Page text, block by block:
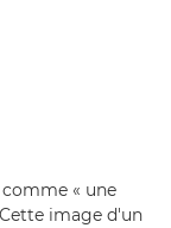
« une
image d'un